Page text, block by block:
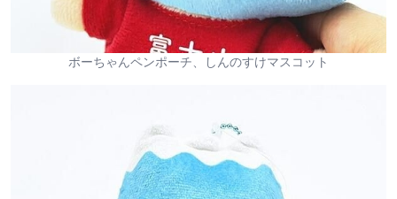
ボーちゃんペンポーチ、しんのすけマスコット